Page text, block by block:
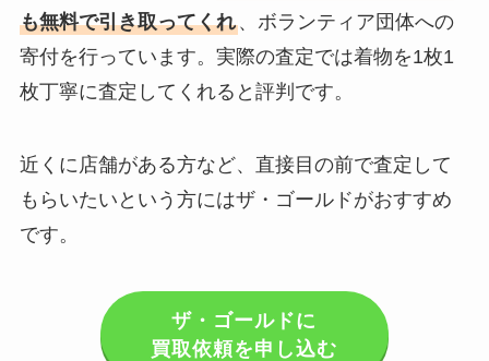
も無料で引き取ってくれ、ボランティア団体への
寄付を行っています。実際の査定では着物を1枚1
枚丁寧に査定してくれると評判です。
近くに店舗がある方など、直接目の前で査定して
もらいたいという方にはザ・ゴールドがおすすめ
です。
ザ・ゴールドに
買取依頼を申し込む